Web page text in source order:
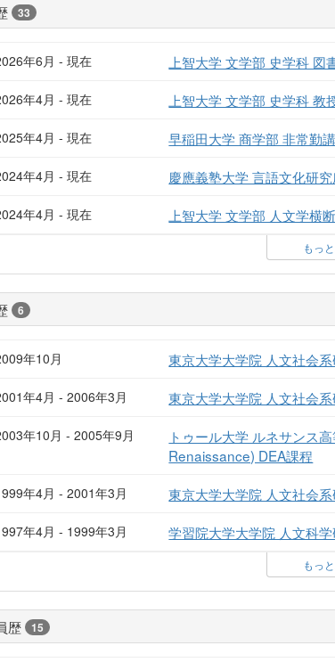
33
年6月 - 現在 上智大学 文学部 史学科 図
年4月 - 現在 上智大学 文学部 史学科 教
年4月 - 現在 早稲田大学 商学部 非常勤
年4月 - 現在 慶應義塾大学 言語文化研
年4月 - 現在 上智大学 文学部 人文学横
もっ
6
年10月 東京大学大学院 人文社会
年4月 - 2006年3月 東京大学大学院 人文社会
年10月 - 2005年9月
トゥール大学 ルネサンス
Renaissance) DEA課程
年4月 - 2001年3月 東京大学大学院 人文社会
年4月 - 1999年3月 学習院大学大学院 人文科
もっ
歴 15